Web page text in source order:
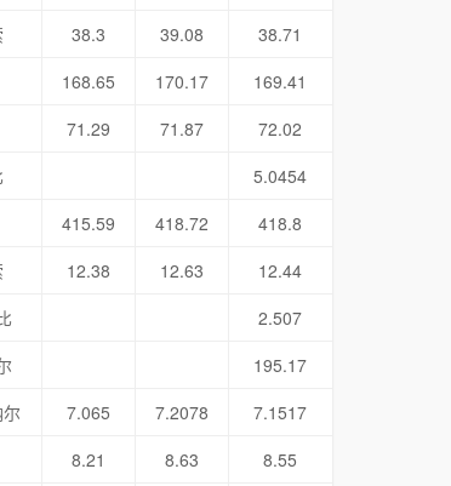
38.3 39.08
38.71
168.65 170.17
169.41
71.29 71.87
72.02
5.0454
415.59 418.72
418.8
12.38 12.63
12.44
2.507
195.17
7.065 7.2078
7.1517
8.21 8.63
8.55